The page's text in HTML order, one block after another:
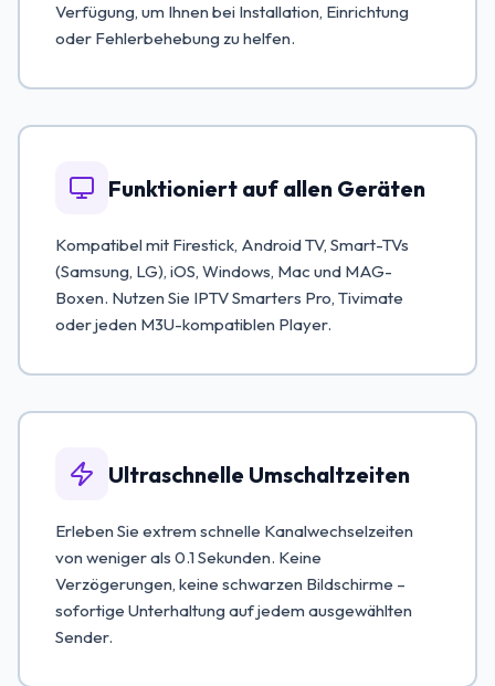
Verfügung, um Ihnen bei Installation, Einrichtung
oder Fehlerbehebung zu helfen.
Funktioniert auf allen Geräten
Kompatibel mit Firestick, Android TV, Smart-TVs
(Samsung, LG), iOS, Windows, Mac und MAG-
Boxen. Nutzen Sie IPTV Smarters Pro, Tivimate
oder jeden M3U-kompatiblen Player.
Ultraschnelle Umschaltzeiten
Erleben Sie extrem schnelle Kanalwechselzeiten
von weniger als 0.1 Sekunden. Keine
Verzögerungen, keine schwarzen Bildschirme –
sofortige Unterhaltung auf jedem ausgewählten
Sender.